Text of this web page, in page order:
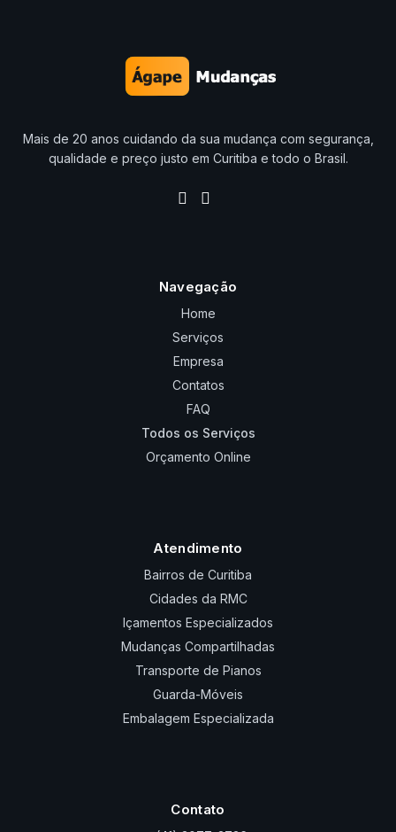
Mais de 20 anos cuidando da sua mudança com segurança,
qualidade e preço justo em Curitiba e todo o Brasil.
Navegação
Home
Serviços
Empresa
Contatos
FAQ
Todos os Serviços
Orçamento Online
Atendimento
Bairros de Curitiba
Cidades da RMC
Içamentos Especializados
Mudanças Compartilhadas
Transporte de Pianos
Guarda-Móveis
Embalagem Especializada
Contato